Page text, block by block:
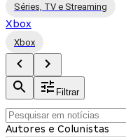
Séries, TV e Streaming
Xbox
Xbox
Filtrar
Autores e Colunistas